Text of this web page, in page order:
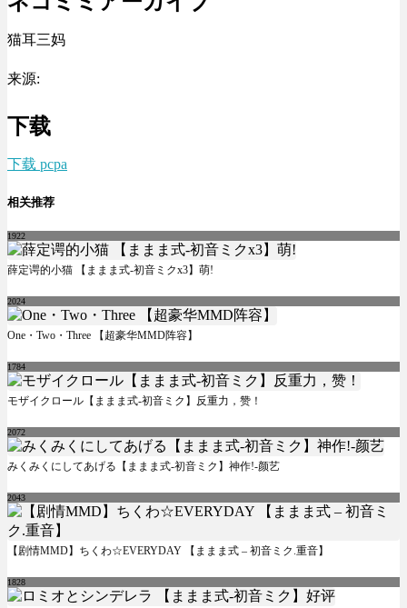
猫耳三妈
来源:
下载
下载 pcpa
相关推荐
1922
薛定谔的小猫 【ままま式-初音ミクx3】萌!
2024
One・Two・Three 【超豪华MMD阵容】
1784
モザイクロール【ままま式-初音ミク】反重力，赞！
2072
みくみくにしてあげる【ままま式-初音ミク】神作!-颜艺
2043
【剧情MMD】ちくわ☆EVERYDAY 【ままま式 – 初音ミク.重音】
1828